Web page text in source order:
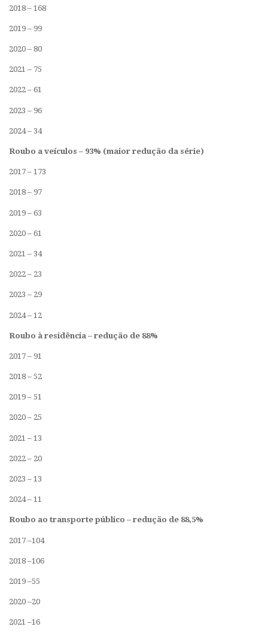
2018 – 168
2019 – 99
2020 – 80
2021 – 75
2022 – 61
2023 – 96
2024 – 34
Roubo a veículos – 93% (maior redução da série)
2017 – 173
2018 – 97
2019 – 63
2020 – 61
2021 – 34
2022 – 23
2023 – 29
2024 – 12
Roubo à residência – redução de 88%
2017 – 91
2018 – 52
2019 – 51
2020 – 25
2021 – 13
2022 – 20
2023 – 13
2024 – 11
Roubo ao transporte público – redução de 88,5%
2017 –104
2018 –106
2019 –55
2020 –20
2021 –16